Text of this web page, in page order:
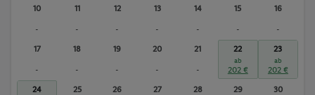
10
-
11
-
12
-
13
-
14
-
15
-
16
-
17
-
18
-
19
-
20
-
21
-
22
ab
202 €
23
ab
202 €
24
25 26 27 28 29 30